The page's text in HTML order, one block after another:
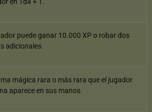
en 1d4 + 1.
puede ganar 10.000 XP o robar dos
adicionales.
mágica rara o más rara que el jugador
aparece en sus manos.